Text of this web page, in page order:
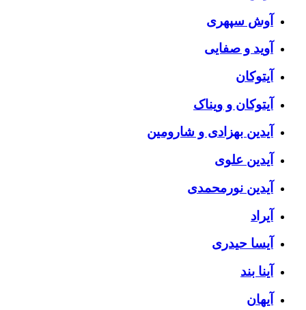
آوش سپهری
آوید و صفایی
آیتوکان
آیتوکان و ویناک
آیدین بهزادی و شارومین
آیدین علوی
آیدین نورمحمدی
آیراد
آیسا حیدری
آینا بند
آیهان